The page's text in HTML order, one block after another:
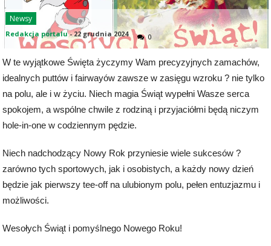
Newsy
Redakcja portalu -22 grudnia 2024 0
W te wyjątkowe Święta życzymy Wam precyzyjnych zamachów,
idealnych puttów i fairwayów zawsze w zasięgu wzroku ? nie tylko
na polu, ale i w życiu. Niech magia Świąt wypełni Wasze serca
spokojem, a wspólne chwile z rodziną i przyjaciółmi będą niczym
hole-in-one w codziennym pędzie.
Niech nadchodzący Nowy Rok przyniesie wiele sukcesów ?
zarówno tych sportowych, jak i osobistych, a każdy nowy dzień
będzie jak pierwszy tee-off na ulubionym polu, pełen entuzjazmu i
możliwości.
Wesołych Świąt i pomyślnego Nowego Roku!